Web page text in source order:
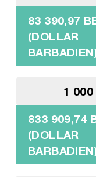
83 390,97
(DOLLAR
1 000
833 909,74
(DOLLAR